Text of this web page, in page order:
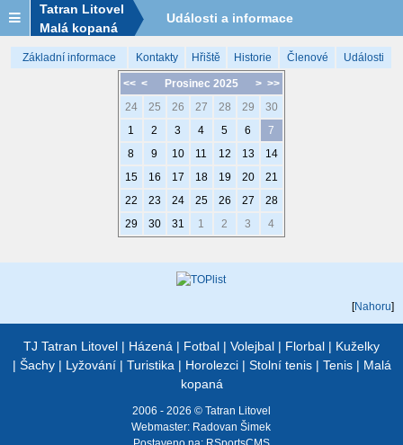
Tatran Litovel
Malá kopaná
Události a informace
Základní informace Kontakty Hřiště Historie Členové Události
<< < > >>
Prosinec 2025
24
25 26 27 28 29
30
1
2 3 4 5 6
7
8
9 10 11 12 13
14
15
16 17 18 19 20
21
22
23 24 25 26 27
28
29
30 31 1 2 3 4
[Nahoru]
TJ Tatran Litovel | Házená | Fotbal | Volejbal | Florbal | Kuželky
| Šachy| Lyžování| Turistika | Horolezci| Stolní tenis| Tenis| Malá
kopaná
2006 - 2026 © Tatran Litovel
Webmaster: Radovan Šimek